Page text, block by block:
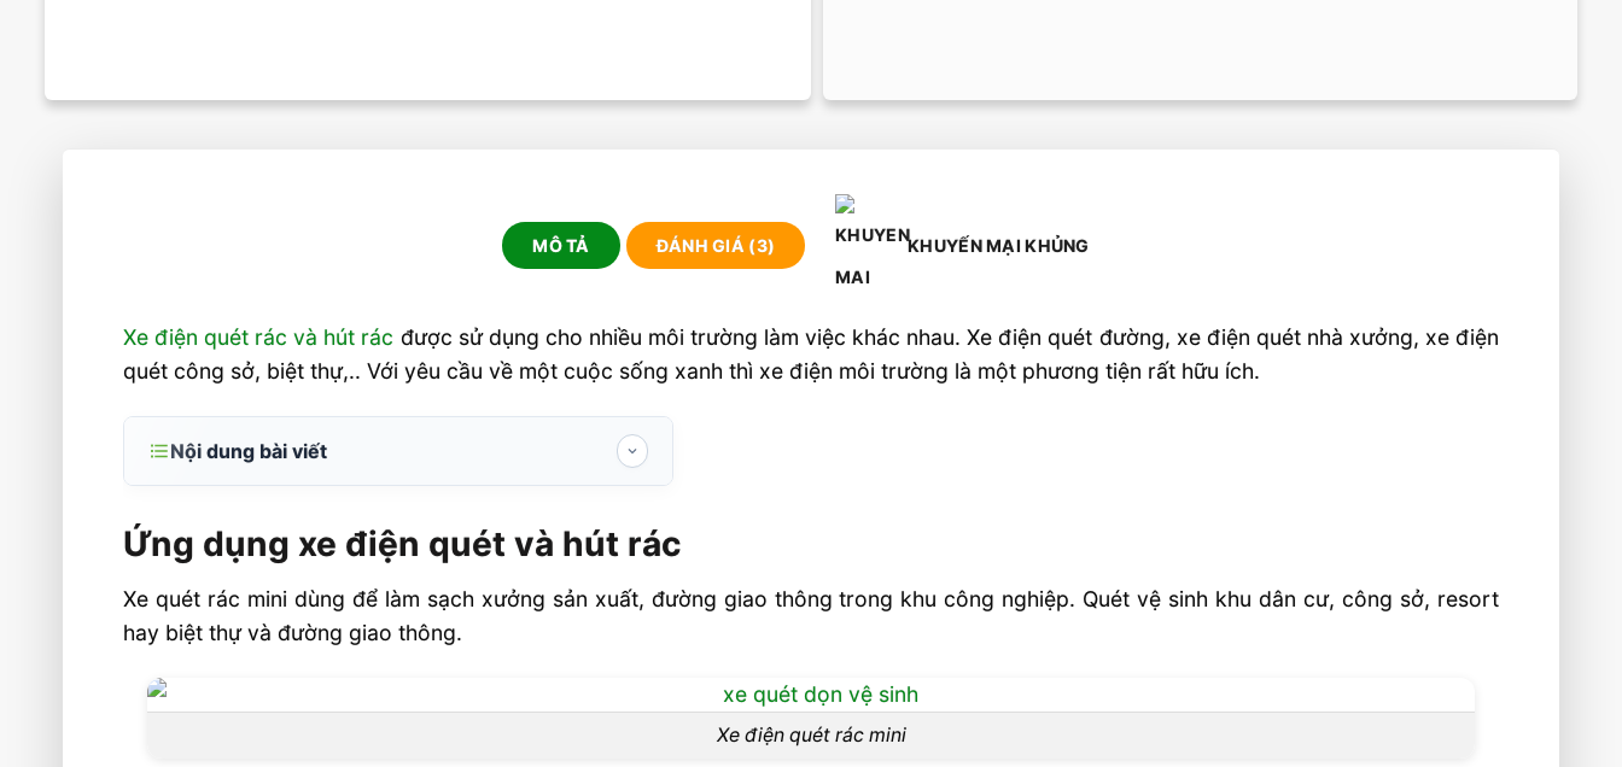
MÔ TẢ ĐÁNH GIÁ (3) KHUYẾN MẠI KHỦNG
Xe điện quét rác và hút rác được sử dụng cho nhiều môi trường làm việc khác nhau. Xe điện quét đường, xe điện quét nhà xưởng, xe điện
quét công sở, biệt thự,.. Với yêu cầu về một cuộc sống xanh thì xe điện môi trường là một phương tiện rất hữu ích.
Nội dung bài viết
Các loại xe điện quét rác mini
Thông số xe điện quét rác mini D850
Liên hệ mua hàng
Ứng dụng xe điện quét và hút rác
Xe quét rác mini dùng để làm sạch xưởng sản xuất, đường giao thông trong khu công nghiệp. Quét vệ sinh khu dân cư, công sở, resort
hay biệt thự và đường giao thông.
Xe điện quét rác mini